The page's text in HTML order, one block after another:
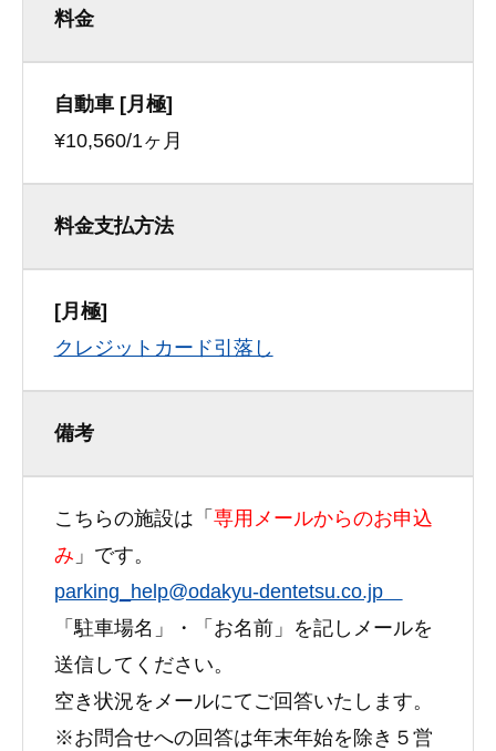
料金
自動車 [月極]
¥10,560/1ヶ月
料金支払方法
[月極]
クレジットカード引落し
備考
こちらの施設は「 専用メールからのお申込
み 」です。
parking_help@odakyu-dentetsu.co.jp
「駐車場名」・「お名前」を記しメールを
送信してください。
空き状況をメールにてご回答いたします。
※お問合せへの回答は年末年始を除き５営